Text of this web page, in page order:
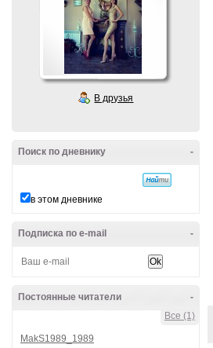
В друзья
-
Поиск по дневнику
в этом дневнике
-
Подписка по e-mail
-
Постоянные читатели
Все (1)
MakS1989_1989